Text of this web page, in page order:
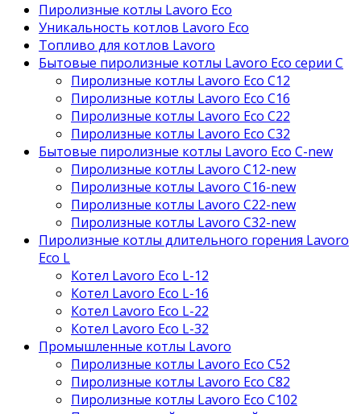
Пиролизные котлы Lavoro Eco
Уникальность котлов Lavoro Eco
Топливо для котлов Lavoro
Бытовые пиролизные котлы Lavoro Eco серии С
Пиролизные котлы Lavoro Eco С12
Пиролизные котлы Lavoro Eco С16
Пиролизные котлы Lavoro Eco С22
Пиролизные котлы Lavoro Eco С32
Бытовые пиролизные котлы Lavoro Eco C-new
Пиролизные котлы Lavoro C12-new
Пиролизные котлы Lavoro C16-new
Пиролизные котлы Lavoro C22-new
Пиролизные котлы Lavoro C32-new
Пиролизные котлы длительного горения Lavoro
Eco L
Котел Lavoro Eco L-12
Котел Lavoro Eco L-16
Котел Lavoro Eco L-22
Котел Lavoro Eco L-32
Промышленные котлы Lavoro
Пиролизные котлы Lavoro Eco С52
Пиролизные котлы Lavoro Eco С82
Пиролизные котлы Lavoro Eco С102